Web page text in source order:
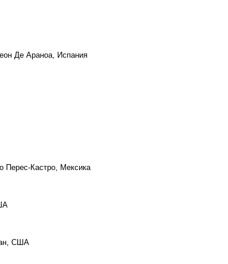
Де Араноа, Испания
Перес-Кастро, Мексика
США